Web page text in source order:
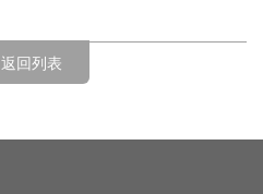
返回列表